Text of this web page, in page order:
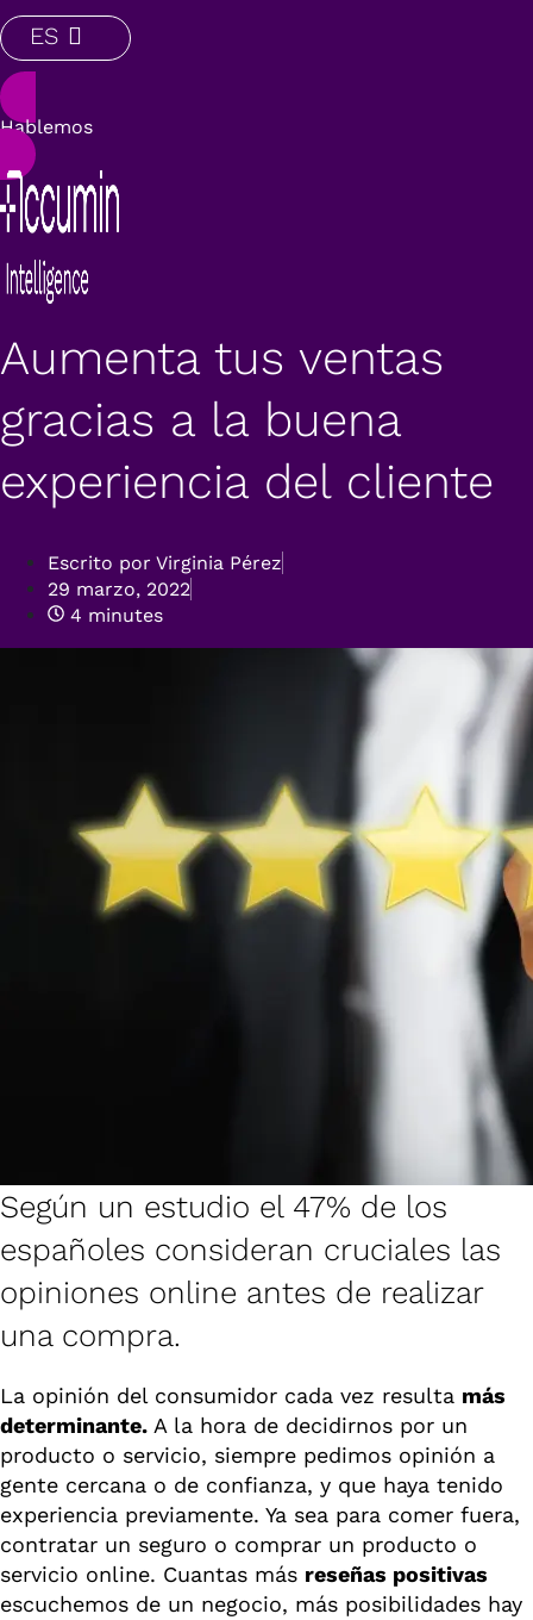
ES
Hablemos
Aumenta tus ventas
gracias a la buena
experiencia del cliente
Escrito por Virginia Pérez
29 marzo, 2022
4 minutes
Según un estudio el 47% de los
españoles consideran cruciales las
opiniones online antes de realizar
una compra.
La opinión del consumidor cada vez resulta más
determinante. A la hora de decidirnos por un
producto o servicio, siempre pedimos opinión a
gente cercana o de confianza, y que haya tenido
experiencia previamente. Ya sea para comer fuera,
contratar un seguro o comprar un producto o
servicio online. Cuantas más reseñas positivas
escuchemos de un negocio, más posibilidades hay